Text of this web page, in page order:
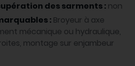
des sarments : non
: Broyeur à axe
mécanique ou hydraulique,
montage sur enjambeur